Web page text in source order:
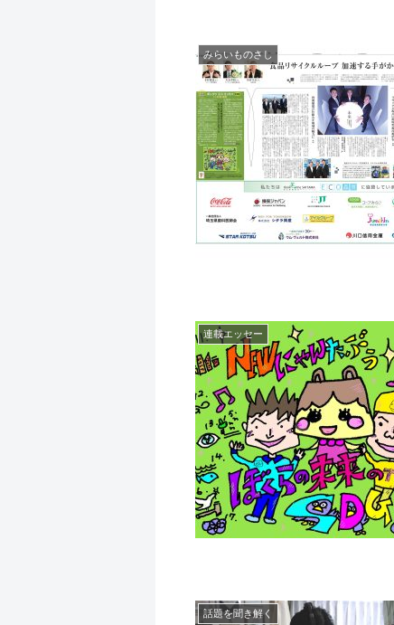
みらいものさし
連載エッセー
話題を聞き解く